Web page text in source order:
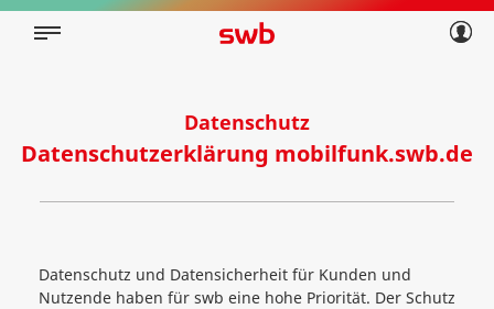
Privatkunden
Datenschutz
Datenschutzerklärung mobilfunk.swb.de
Datenschutz und Datensicherheit für Kunden und
Nutzende haben für swb eine hohe Priorität. Der Schutz